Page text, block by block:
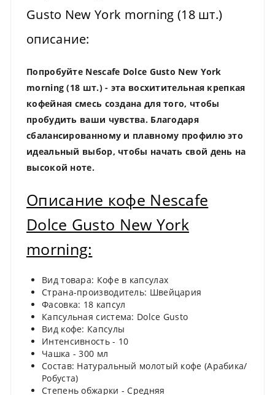
Gusto New York morning (18 шт.)
описание:
Попробуйте Nescafe Dolce Gusto New York
morning (18 шт.) - эта восхитительная крепкая
кофейная смесь создана для того, чтобы
пробудить ваши чувства. Благодаря
сбалансированному и плавному профилю это
идеальный выбор, чтобы начать свой день на
высокой ноте.
Описание кофе Nescafe
Dolce Gusto New York
morning:
Вид товара: Кофе в капсулах
Страна-производитель: Швейцария
Фасовка: 18 капсул
Капсульная система: Dolce Gusto
Вид кофе: Капсулы
Интенсивность - 10
Чашка - 300 мл
Состав: Натуральный молотый кофе (Арабика/
Робуста)
Степень обжарки - Средняя